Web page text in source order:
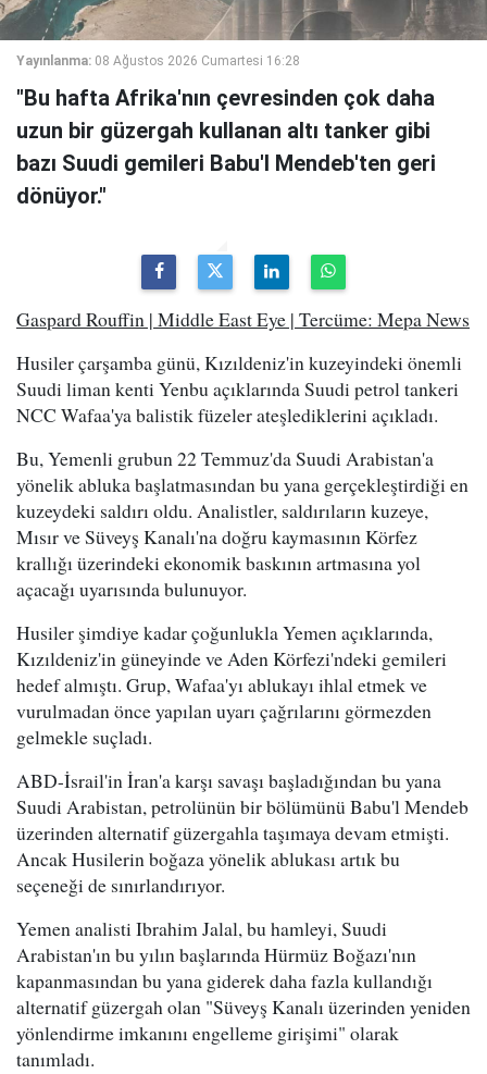
Yayınlanma: 08 Ağustos 2026 Cumartesi 16:28
"Bu hafta Afrika'nın çevresinden çok daha
uzun bir güzergah kullanan altı tanker gibi
bazı Suudi gemileri Babu'l Mendeb'ten geri
dönüyor."
Gaspard Rouffin | Middle East Eye | Tercüme: Mepa News
Husiler çarşamba günü, Kızıldeniz'in kuzeyindeki önemli
Suudi liman kenti Yenbu açıklarında Suudi petrol tankeri
NCC Wafaa'ya balistik füzeler ateşlediklerini açıkladı.
Bu, Yemenli grubun 22 Temmuz'da Suudi Arabistan'a
yönelik abluka başlatmasından bu yana gerçekleştirdiği en
kuzeydeki saldırı oldu. Analistler, saldırıların kuzeye,
Mısır ve Süveyş Kanalı'na doğru kaymasının Körfez
krallığı üzerindeki ekonomik baskının artmasına yol
açacağı uyarısında bulunuyor.
Husiler şimdiye kadar çoğunlukla Yemen açıklarında,
Kızıldeniz'in güneyinde ve Aden Körfezi'ndeki gemileri
hedef almıştı. Grup, Wafaa'yı ablukayı ihlal etmek ve
vurulmadan önce yapılan uyarı çağrılarını görmezden
gelmekle suçladı.
ABD-İsrail'in İran'a karşı savaşı başladığından bu yana
Suudi Arabistan, petrolünün bir bölümünü Babu'l Mendeb
üzerinden alternatif güzergahla taşımaya devam etmişti.
Ancak Husilerin boğaza yönelik ablukası artık bu
seçeneği de sınırlandırıyor.
Yemen analisti Ibrahim Jalal, bu hamleyi, Suudi
Arabistan'ın bu yılın başlarında Hürmüz Boğazı'nın
kapanmasından bu yana giderek daha fazla kullandığı
alternatif güzergah olan "Süveyş Kanalı üzerinden yeniden
yönlendirme imkanını engelleme girişimi" olarak
tanımladı.